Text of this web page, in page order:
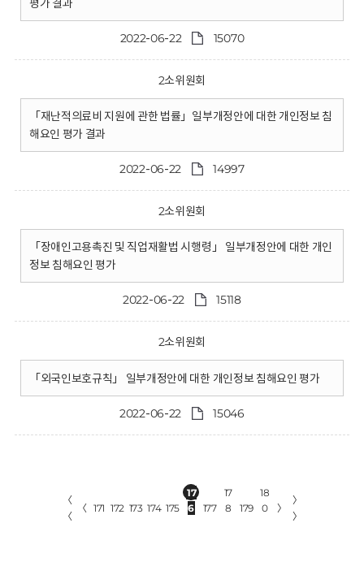
평가 결과
2022-06-22 15070
2소위원회
「재난적의료비 지원에 관한 법률」일부개정안에 대한 개인정보 침
해요인 평가 결과
2022-06-22 14997
2소위원회
「장애인고용촉진 및 직업재활법 시행령」 일부개정안에 대한 개인
정보 침해요인 평가
2022-06-22 15118
2소위원회
「외국인보호규칙」 일부개정안에 대한 개인정보 침해요인 평가
2022-06-22 15046
〈
〈
〈 171 172 173 174 175
17
6
177
17
8
179
18
0
〉
〉
〉